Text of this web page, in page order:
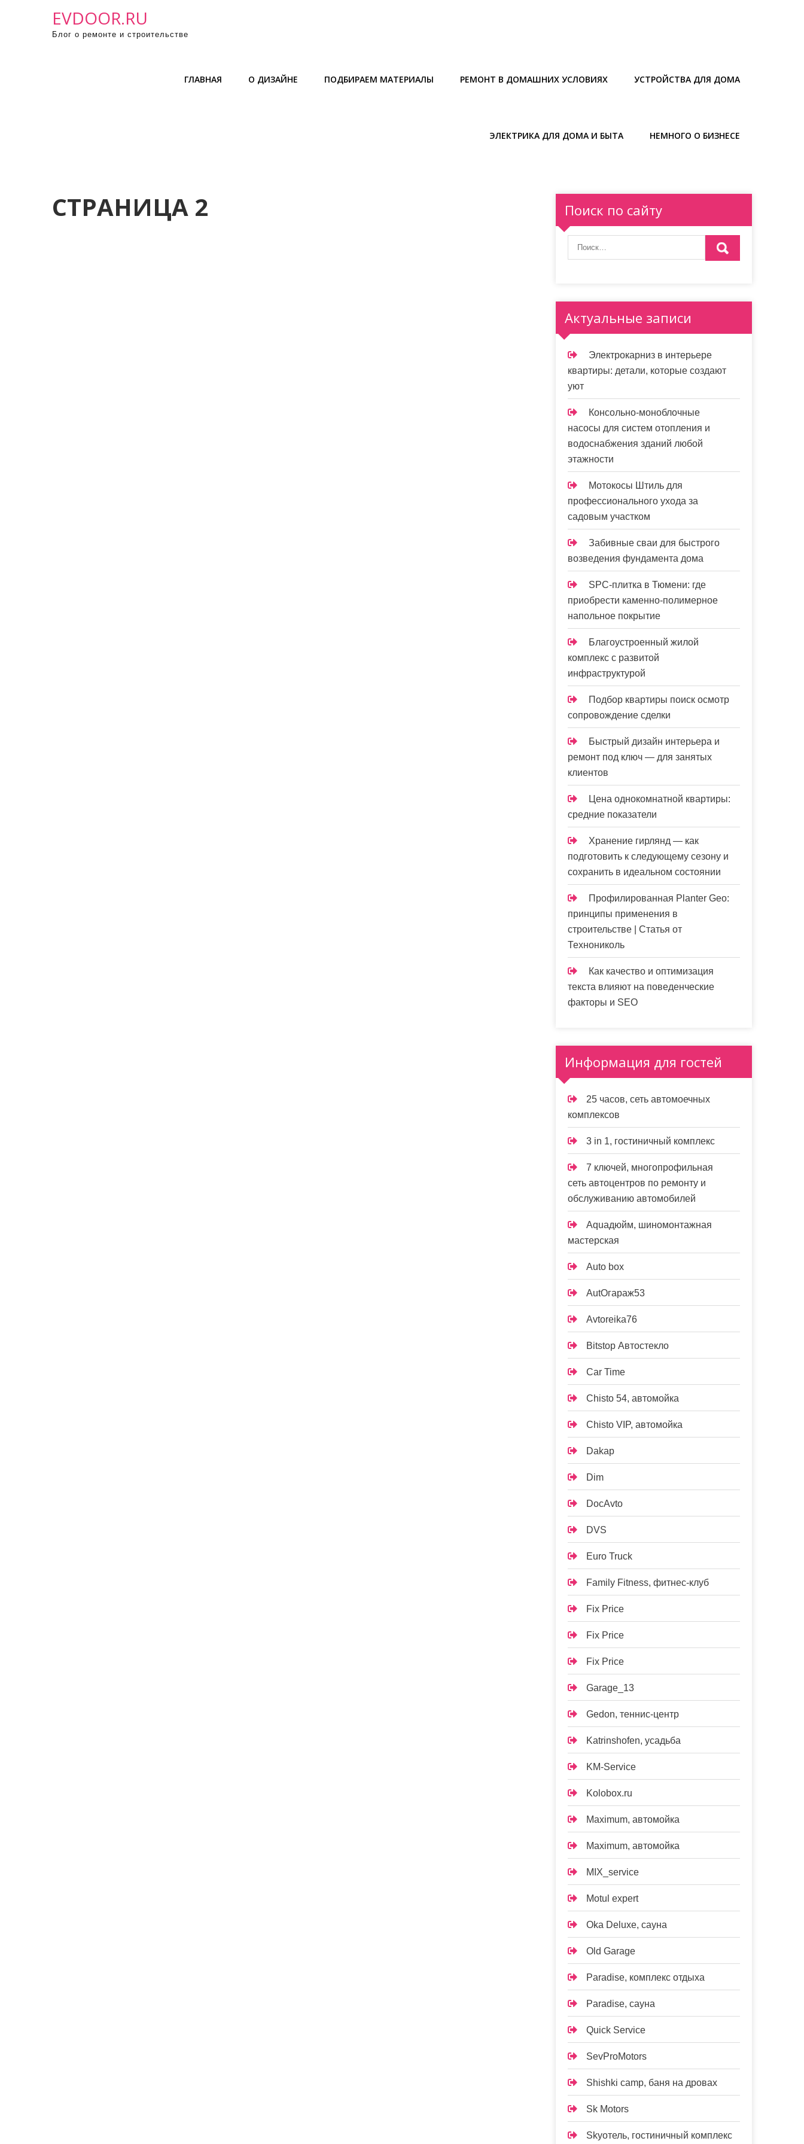
EVDOOR.RU
Блог о ремонте и строительстве
ГЛАВНАЯ О ДИЗАЙНЕ ПОДБИРАЕМ МАТЕРИАЛЫ РЕМОНТ В ДОМАШНИХ УСЛОВИЯХ УСТРОЙСТВА ДЛЯ ДОМА
ЭЛЕКТРИКА ДЛЯ ДОМА И БЫТА НЕМНОГО О БИЗНЕСЕ
СТРАНИЦА 2 Поиск по сайту
Актуальные записи
Электрокарниз в интерьере
квартиры: детали, которые создают
уют
Консольно-моноблочные
насосы для систем отопления и
водоснабжения зданий любой
этажности
Мотокосы Штиль для
профессионального ухода за
садовым участком
Забивные сваи для быстрого
возведения фундамента дома
SPC-плитка в Тюмени: где
приобрести каменно-полимерное
напольное покрытие
Благоустроенный жилой
комплекс с развитой
инфраструктурой
Подбор квартиры поиск осмотр
сопровождение сделки
Быстрый дизайн интерьера и
ремонт под ключ — для занятых
клиентов
Цена однокомнатной квартиры:
средние показатели
Хранение гирлянд — как
подготовить к следующему сезону и
сохранить в идеальном состоянии
Профилированная Planter Geo:
принципы применения в
строительстве | Статья от
Технониколь
Как качество и оптимизация
текста влияют на поведенческие
факторы и SEO
Информация для гостей
25 часов, сеть автомоечных
комплексов
3 in 1, гостиничный комплекс
7 ключей, многопрофильная
сеть автоцентров по ремонту и
обслуживанию автомобилей
Aquaдюйм, шиномонтажная
мастерская
Auto box
AutOгараж53
Avtoreika76
Bitstop Автостекло
Car Time
Chisto 54, автомойка
Chisto VIP, автомойка
Dakap
Dim
DocAvto
DVS
Euro Truck
Family Fitness, фитнес-клуб
Fix Price
Fix Price
Fix Price
Garage_13
Gedon, теннис-центр
Katrinshofen, усадьба
KM-Service
Kolobox.ru
Maximum, автомойка
Maximum, автомойка
MIX_service
Motul expert
Oka Deluxe, сауна
Old Garage
Paradise, комплекс отдыха
Paradise, сауна
Quick Service
SevProMotors
Shishki camp, баня на дровах
Sk Motors
Skyотель, гостиничный комплекс